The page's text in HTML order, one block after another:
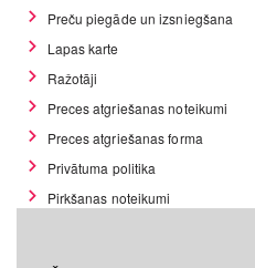
Preču piegāde un izsniegšana
Lapas karte
Ražotāji
Preces atgriešanas noteikumi
Preces atgriešanas forma
Privātuma politika
Pirkšanas noteikumi